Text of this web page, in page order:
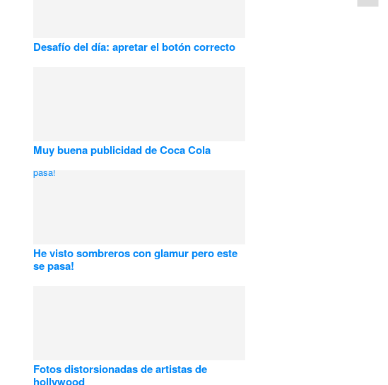
Desafío del día: apretar el botón correcto
Muy buena publicidad de Coca Cola
He visto sombreros con glamur pero este
se pasa!
Fotos distorsionadas de artistas de
hollywood